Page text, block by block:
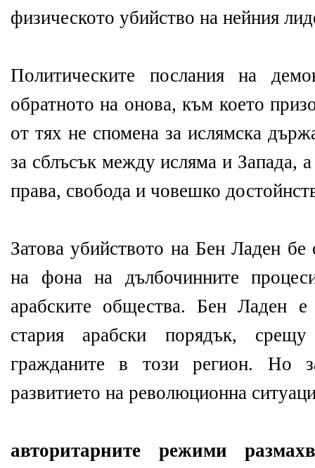
физическото убийство на нейния
Политическите послания на
обратното на онова, към което
от тях не спомена за ислямска
за сблъсък между исляма и Запада,
права, свобода и човешко
Затова убийството на Бен Ладен
на фона на дълбочинните
арабските общества. Бен Ладен е
стария арабски порядък,
гражданите в този регион. Но
развитието на революционна
авторитарните режими